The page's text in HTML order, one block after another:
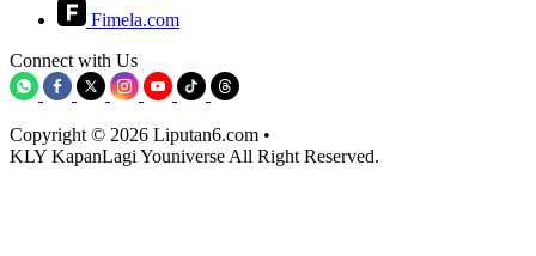
Fimela.com
Connect with Us
Copyright © 2026 Liputan6.com •
KLY KapanLagi Youniverse All Right Reserved.